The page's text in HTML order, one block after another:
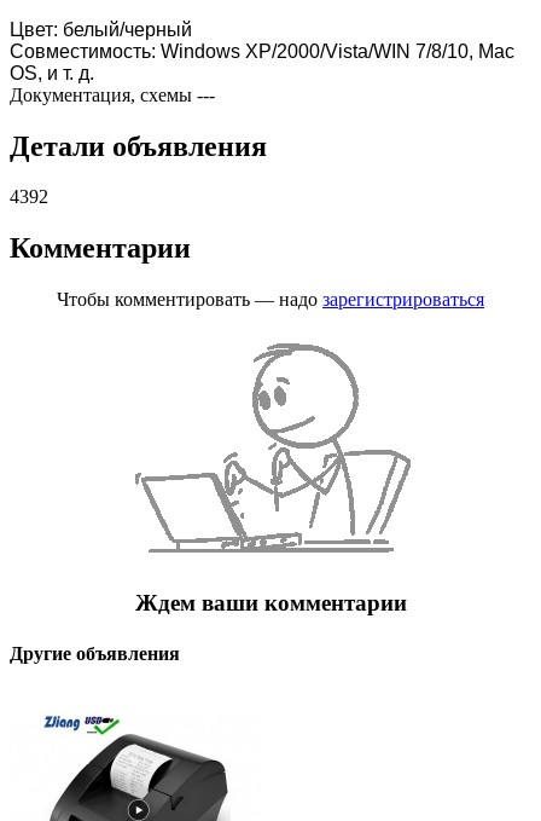
Цвет: белый/черный
Совместимость: Windows XP/2000/Vista/WIN 7/8/10, Mac
OS, и т. д.
Документация, схемы ---
Детали объявления
4392
Комментарии
Чтобы комментировать — надо зарегистрироваться
Ждем ваши комментарии
Другие объявления